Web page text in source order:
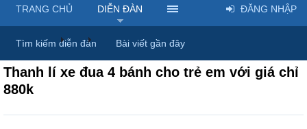
Diễn đàn ... Mua bán xe đạp, xe máy, ô tô
Thanh lí xe đua 4 bánh cho trẻ em với giá chỉ
880k
TRANG CHỦ DIỄN ĐÀN
Tìm kiếm diễn đàn Bài viết gần đây
ĐĂNG NHẬP